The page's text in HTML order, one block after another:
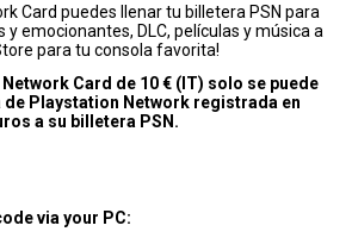
Card puedes llenar tu billetera PSN para
emocionantes, DLC, películas y música a
para tu consola favorita!
Card de 10 € (IT) solo se puede
de Playstation Network registrada en
a su billetera PSN.
via your PC: